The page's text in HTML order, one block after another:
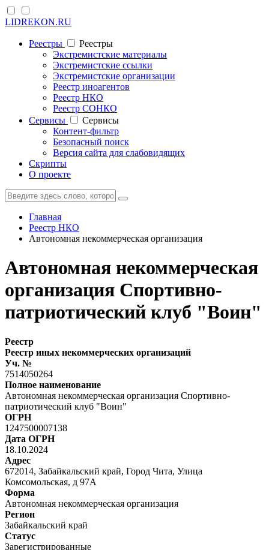
LIDREKON.RU
Реестры
Реестры
Экстремистские материалы
Экстремистские ссылки
Экстремистские организации
Реестр иноагентов
Реестр НКО
Реестр СОНКО
Cервисы
Cервисы
Контент-фильтр
Безопасный поиск
Версия сайта для слабовидящих
Скрипты
О проекте
Главная
Реестр НКО
Автономная некоммерческая организация
Автономная некоммерческая
организация Спортивно-
патриотический клуб "Воин"
Реестр
Реестр иных некоммерческих организаций
Уч. №
7514050264
Полное наименование
Автономная некоммерческая организация Спортивно-
патриотический клуб "Воин"
ОГРН
1247500007138
Дата ОГРН
18.10.2024
Адрес
672014, Забайкальский край, Город Чита, Улица
Комсомольская, д 97А
Форма
Автономная некоммерческая организация
Регион
Забайкальский край
Статус
Зарегистрированные